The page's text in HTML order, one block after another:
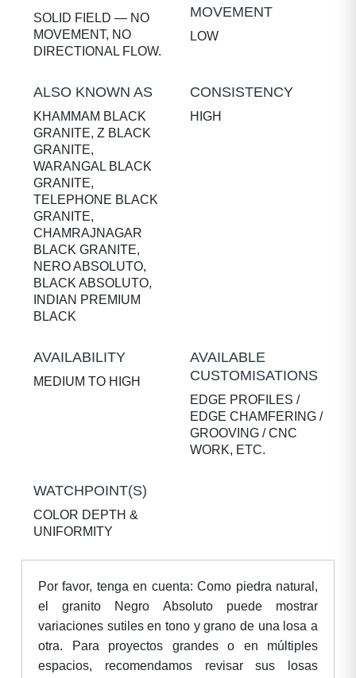
SOLID FIELD — NO
MOVEMENT, NO
DIRECTIONAL FLOW.
MOVEMENT
LOW
ALSO KNOWN AS
KHAMMAM BLACK
GRANITE, Z BLACK
GRANITE,
WARANGAL BLACK
GRANITE,
TELEPHONE BLACK
GRANITE,
CHAMRAJNAGAR
BLACK GRANITE,
NERO ABSOLUTO,
BLACK ABSOLUTO,
INDIAN PREMIUM
BLACK
CONSISTENCY
HIGH
AVAILABILITY
MEDIUM TO HIGH
AVAILABLE
CUSTOMISATIONS
EDGE PROFILES /
EDGE CHAMFERING /
GROOVING / CNC
WORK, ETC.
WATCHPOINT(S)
COLOR DEPTH &
UNIFORMITY
Por favor, tenga en cuenta: Como piedra natural,
el granito Negro Absoluto puede mostrar
variaciones sutiles en tono y grano de una losa a
otra. Para proyectos grandes o en múltiples
espacios, recomendamos revisar sus losas